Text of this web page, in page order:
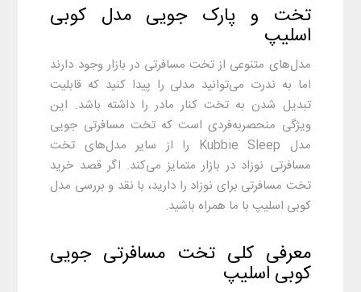
تخت و پارک جویی مدل کوبی
اسلیپ
مدل‌های متنوعی از تخت مسافرتی در بازار وجود دارند
اما به ندرت می‌توانید مدلی را پیدا کنید که قابلیت
تبدیل شدن به تخت کنار مادر را داشته باشد. این
ویژگی منحصربه‌فردی است که تخت مسافرتی جویی
مدل Kubbie Sleep را از سایر مدل‌های تخت
مسافرتی نوزاد در بازار متمایز می‌کند. اگر قصد خرید
تخت مسافرتی برای نوزاد را دارید، با نقد و بررسی مدل
کوبی اسلیپ با ما همراه باشید.
معرفی کلی تخت مسافرتی جویی
کوبی اسلیپ